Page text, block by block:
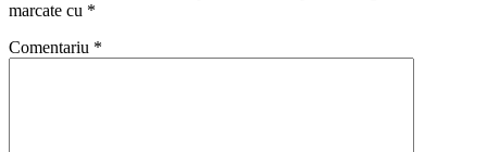
marcate cu *
Comentariu *